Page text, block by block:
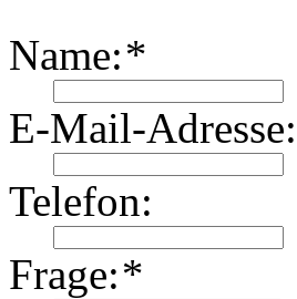
Name:*
E-Mail-Adresse:
Telefon:
Frage:*